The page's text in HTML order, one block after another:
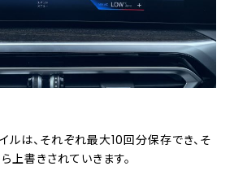
ルは、それぞれ最大10回分保存でき、そ
上書きされていきます。